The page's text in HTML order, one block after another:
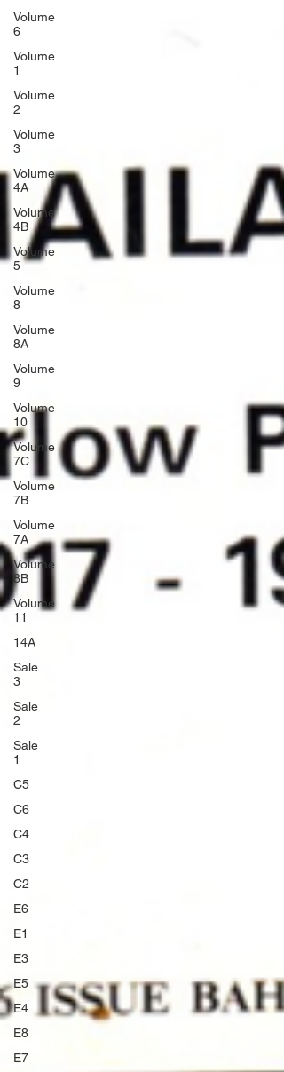
Volume
6
Volume
1
Volume
2
Volume
3
Volume
4A
Volume
4B
Volume
5
Volume
8
Volume
8A
Volume
9
Volume
10
Volume
7C
Volume
7B
Volume
7A
Volume
8B
Volume
11
14A
Sale
3
Sale
2
Sale
1
C5
C6
C4
C3
C2
E6
E1
E3
E5
E4
E8
E7